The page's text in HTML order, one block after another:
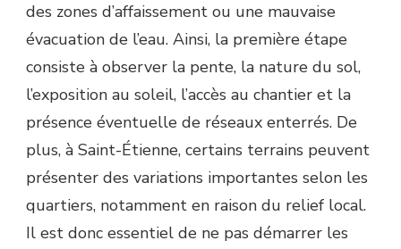
des zones d’affaissement ou une mauvaise
évacuation de l’eau. Ainsi, la première étape
consiste à observer la pente, la nature du sol,
l’exposition au soleil, l’accès au chantier et la
présence éventuelle de réseaux enterrés. De
plus, à Saint-Étienne, certains terrains peuvent
présenter des variations importantes selon les
quartiers, notamment en raison du relief local.
Il est donc essentiel de ne pas démarrer les